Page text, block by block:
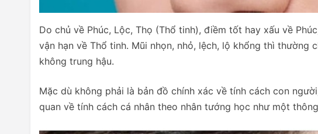
Do chủ về Phúc, Lộc, Thọ (Thổ tinh), điềm tốt hay xấu về
vận hạn về Thổ tinh. Mũi nhọn, nhỏ, lệch, lộ khổng thì thường
không trung hậu.
Mặc dù không phải là bản đồ chính xác về tính cách con
quan về tính cách cá nhân theo nhân tướng học như một